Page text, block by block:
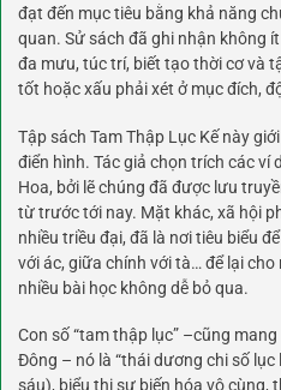
đạt đến mục tiêu bằng khả năng
quan. Sử sách đã ghi nhận không
đa mưu, túc trí, biết tạo thời cơ và
tốt hoặc xấu phải xét ở mục đích,
Tập sách Tam Thập Lục Kế này
điển hình. Tác giả chọn trích các ví
Hoa, bởi lẽ chúng đã được lưu
từ trước tới nay. Mặt khác, xã hội
nhiều triều đại, đã là nơi tiêu biểu
với ác, giữa chính với tà… để lại
nhiều bài học không dễ bỏ qua.
Con số “tam thập lục” –cũng
Đông – nó là “thái dương chi số
sáu), biểu thị sự biến hóa vô cùng,